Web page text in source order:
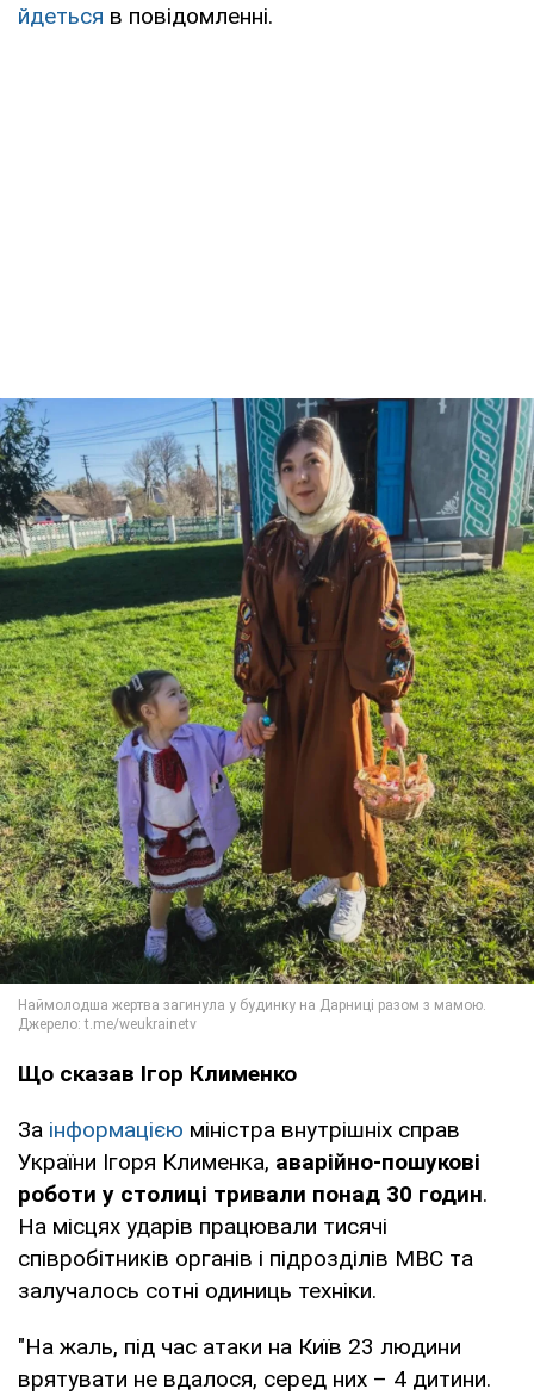
йдеться в повідомленні.
Що сказав Ігор Клименко
За інформацією міністра внутрішніх справ
України Ігоря Клименка, аварійно-пошукові
роботи у столиці тривали понад 30 годин.
На місцях ударів працювали тисячі
співробітників органів і підрозділів МВС та
залучалось сотні одиниць техніки.
"На жаль, під час атаки на Київ 23 людини
врятувати не вдалося, серед них – 4 дитини.